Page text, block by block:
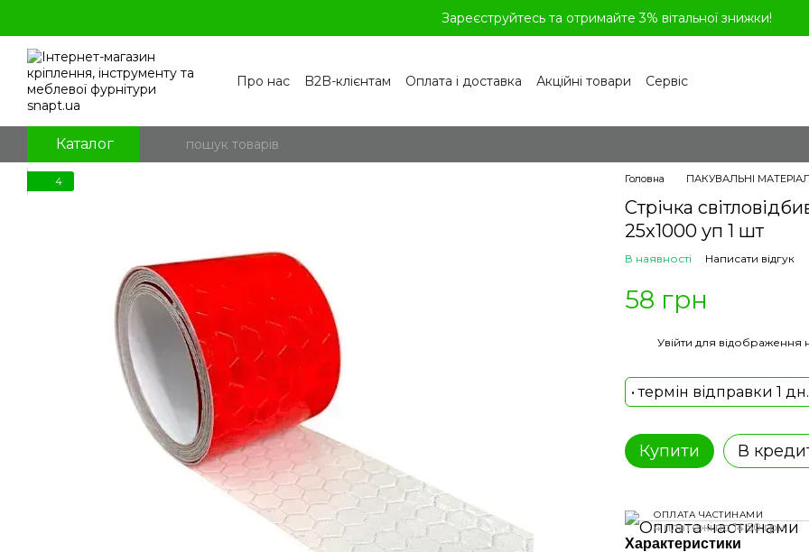
Зареєструйтесь та отримайте 3% вітальної знижки!
Про нас B2B-клієнтам Оплата і доставка Акційні товари
Сервіс
Блог
Каталог
4 Головна ПАКУВАЛЬНІ
Стрічка
25x1000 уп 1 шт
В наявності Написати відгук
58 грн
Увійти для відображення
• термін відправки 1 дн.
Купити В
ОПЛАТА ЧАСТИНАМИ
4 платежі по 14.50 грн
Характеристики